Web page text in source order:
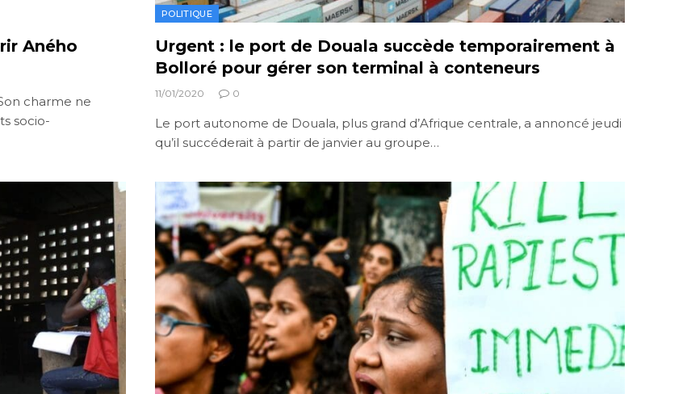
Aného
charme ne
socio-
POLITIQUE
Urgent : le port de Douala succède temporairement à
Bolloré pour gérer son terminal à conteneurs
11/01/2020 0
Le port autonome de Douala, plus grand d’Afrique centrale, a annoncé jeudi
qu’il succéderait à partir de janvier au groupe…